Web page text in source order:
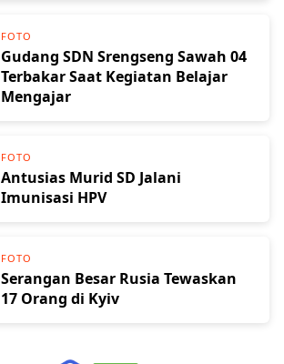
FOTO
Gudang SDN Srengseng Sawah 04
Terbakar Saat Kegiatan Belajar
Mengajar
FOTO
Antusias Murid SD Jalani
Imunisasi HPV
FOTO
Serangan Besar Rusia Tewaskan
17 Orang di Kyiv